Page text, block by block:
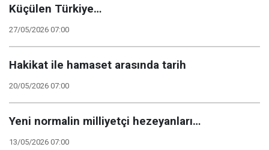
Küçülen Türkiye…
27/05/2026 07:00
Hakikat ile hamaset arasında tarih
20/05/2026 07:00
Yeni normalin milliyetçi hezeyanları…
13/05/2026 07:00